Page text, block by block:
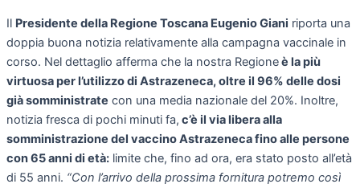
Il Presidente della Regione Toscana Eugenio Giani riporta una
doppia buona notizia relativamente alla campagna vaccinale in
corso. Nel dettaglio afferma che la nostra Regioneè la più
virtuosa per l’utilizzo di Astrazeneca, oltre il 96% delle dosi
già somministrate con una media nazionale del 20%. Inoltre,
notizia fresca di pochi minuti fa, c’è il via libera alla
somministrazione del vaccino Astrazeneca fino alle persone
con 65 anni di età: limite che, fino ad ora, era stato posto all’età
di 55 anni. “Con l’arrivo della prossima fornitura potremo così